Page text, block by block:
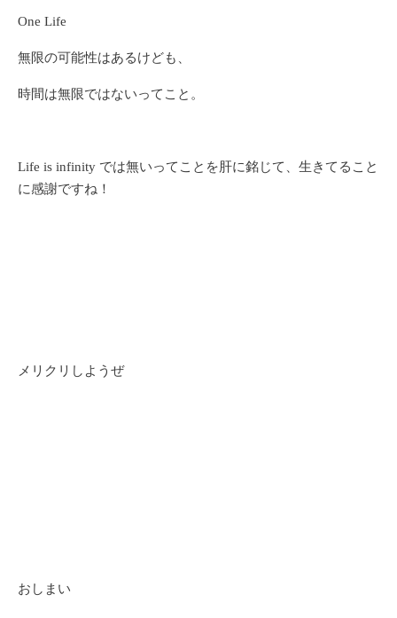
One Life
無限の可能性はあるけども、
時間は無限ではないってこと。
Life is infinity では無いってことを肝に銘じて、生きてること
に感謝ですね！
メリクリしようぜ
おしまい